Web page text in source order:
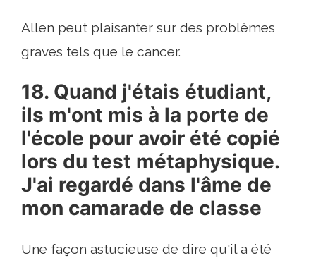
Allen peut plaisanter sur des problèmes
graves tels que le cancer.
18. Quand j'étais étudiant,
ils m'ont mis à la porte de
l'école pour avoir été copié
lors du test métaphysique.
J'ai regardé dans l'âme de
mon camarade de classe
Une façon astucieuse de dire qu'il a été